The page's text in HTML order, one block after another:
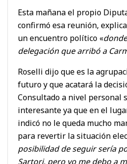
Esta mañana el propio
confirmó esa reunión,
un encuentro político «
delegación que arribó a
Roselli dijo que es la
futuro y que acatará la
Consultado a nivel personal
interesante ya que en el
indicó no le queda mucho
para revertir la situación
posibilidad de seguir sería
Sartori, pero yo me debo a